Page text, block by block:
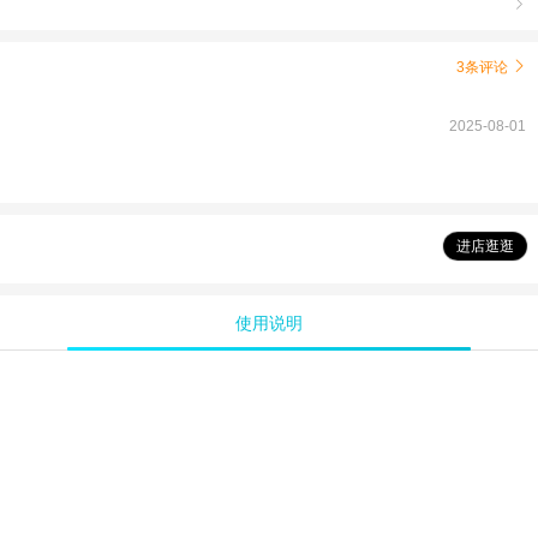

3条评论 
2025-08-01
进店逛逛
使用说明